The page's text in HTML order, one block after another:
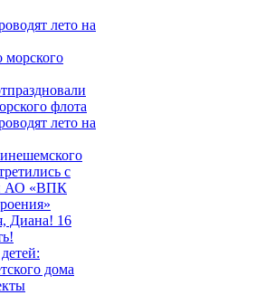
лето на
флота
лето на
с
АО «ВПК
Диана! 16
дома